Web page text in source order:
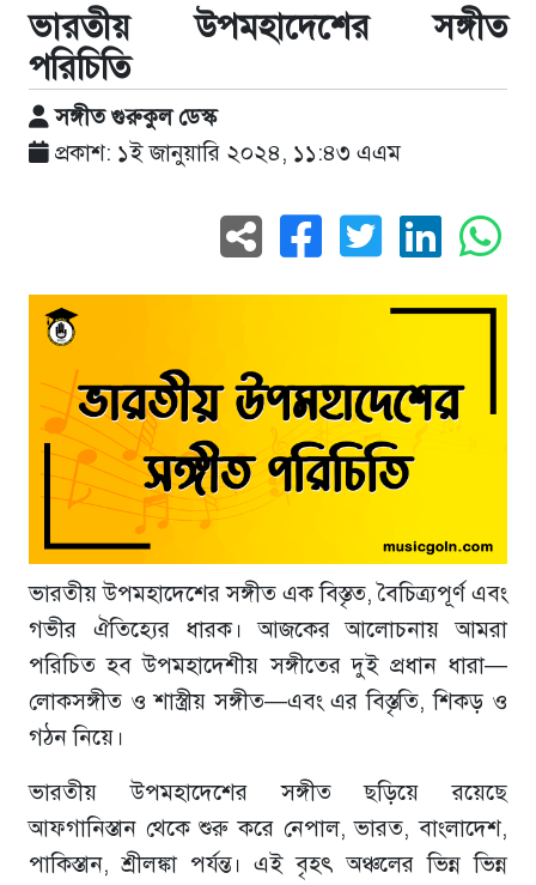
ভারতীয় উপমহাদেশের সঙ্গীত
পরিচিতি
সঙ্গীত গুরুকুল ডেস্ক
প্রকাশ: ১ই জানুয়ারি ২০২৪, ১১:৪৩ এএম
ভারতীয় উপমহাদেশের সঙ্গীত এক বিস্তৃত, বৈচিত্র্যপূর্ণ এবং
গভীর ঐতিহ্যের ধারক। আজকের আলোচনায় আমরা
পরিচিত হব উপমহাদেশীয় সঙ্গীতের দুই প্রধান ধারা—
লোকসঙ্গীত ও শাস্ত্রীয় সঙ্গীত—এবং এর বিস্তৃতি, শিকড় ও
গঠন নিয়ে।
ভারতীয় উপমহাদেশের সঙ্গীত ছড়িয়ে রয়েছে
আফগানিস্তান থেকে শুরু করে নেপাল, ভারত, বাংলাদেশ,
পাকিস্তান, শ্রীলঙ্কা পর্যন্ত। এই বৃহৎ অঞ্চলের ভিন্ন ভিন্ন